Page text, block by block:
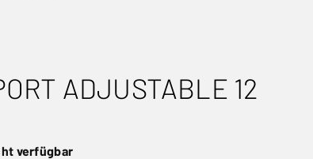
ADJUSTABLE 12
verfügbar